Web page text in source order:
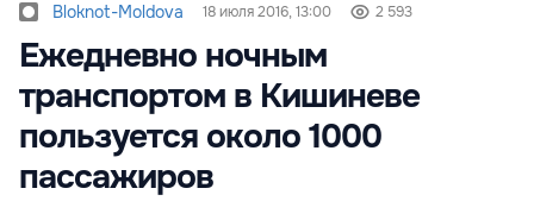
Bloknot-Moldova 18 июля 2016, 13:00 2 593
Ежедневно ночным
транспортом в Кишиневе
пользуется около 1000
пассажиров